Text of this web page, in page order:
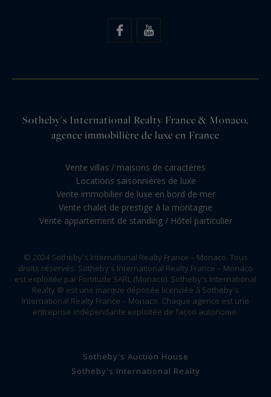
Sotheby's International Realty France & Monaco,
agence immobilière de luxe en France
Vente villas / maisons de caractères
Locations saisonnières de luxe
Vente immobilier de luxe en bord de mer
Vente chalet de prestige à la montagne
Vente appartement de standing / Hôtel particulier
© 2024 Sotheby's International Realty France – Monaco. Tous
droits réservés. Sotheby's International Realty France – Monaco
est exploitée par Fortitude SARL (Monaco). Sotheby's International
Realty ® est une marque déposée licenciée à Sotheby's
International Realty France – Monaco. Chaque agence est une
entreprise indépendante exploitée de façon autonome.
Sotheby's Auction House
Sotheby's International Realty